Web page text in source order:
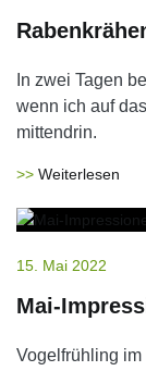
In zwei Tagen
wenn ich auf
mittendrin.
Weiterlesen
15. Mai 2022
Mai-
Vogelfrühling